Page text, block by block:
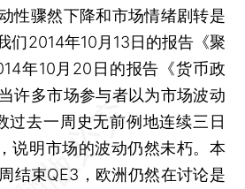
性骤然下降和市场情绪剧转是
们2014年10月13日的报告《聚
年10月20日的报告《货币政
许多市场参与者以为市场波动
过去一周史无前例地连续三日
说明市场的波动仍然未朽。本
结束QE3，欧洲仍然在讨论是